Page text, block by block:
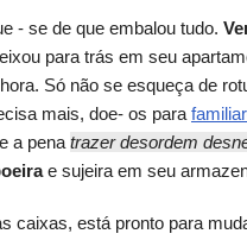
- se de que embalou tudo.
para trás em seu
Só não se esqueça de
mais, doe- os para
a pena trazer desordem
e sujeira em seu
caixas, está pronto para